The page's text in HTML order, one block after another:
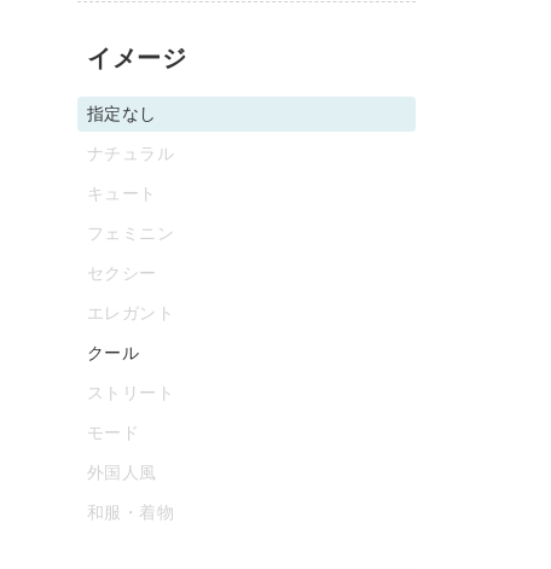
イメージ
指定なし
ナチュラル
キュート
フェミニン
セクシー
エレガント
クール
ストリート
モード
外国人風
和服・着物